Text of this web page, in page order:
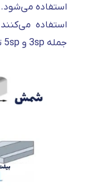
استفاده می‌شود.
استفاده
جمله 3sp و 5sp تولید می‌شود.